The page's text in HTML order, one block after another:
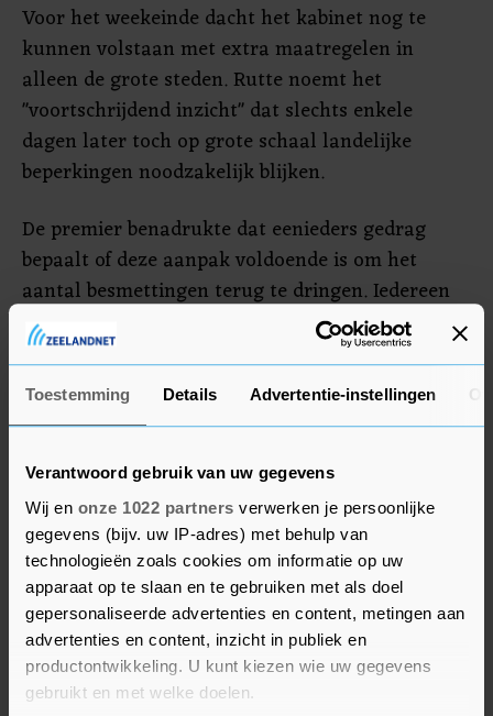
Toestemming Details Advertentie-instellingen
Verantwoord gebruik van uw gegevens
Wij en onze 1022 partners verwerken je persoonlijke
gegevens (bijv. uw IP-adres) met behulp van
technologieën zoals cookies om informatie op uw
apparaat op te slaan en te gebruiken met als doel
gepersonaliseerde advertenties en content, metingen aan
advertenties en content, inzicht in publiek en
productontwikkeling. U kunt kiezen wie uw gegevens
gebruikt en met welke doelen.
Voor het weekeinde dacht het kabinet nog te
kunnen volstaan met extra maatregelen in
alleen de grote steden. Rutte noemt het
"voortschrijdend inzicht" dat slechts enkele
dagen later toch op grote schaal landelijke
beperkingen noodzakelijk blijken.
De premier benadrukte dat eenieders gedrag
bepaalt of deze aanpak voldoende is om het
aantal besmettingen terug te dringen. Iedereen
zal zich moeten blijven houden aan de
basisregels wat betreft hygiëne en afstand
houden. Nu gebeurt dat onvoldoende. "Wij
bepalen of we het virus eronder krijgen", aldus